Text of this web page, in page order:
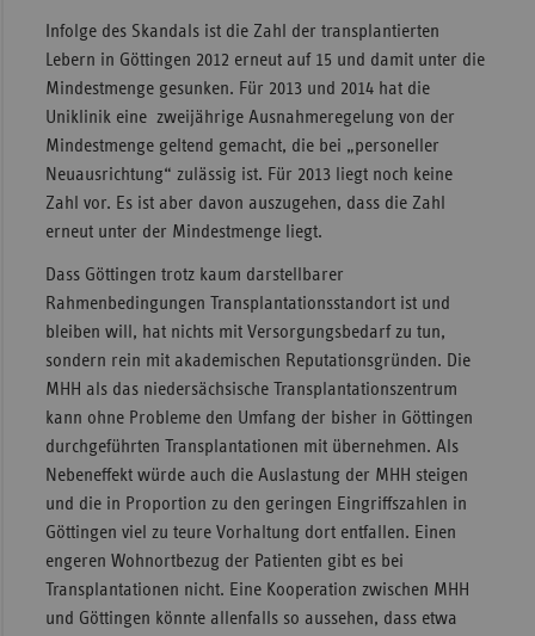
Infolge des Skandals ist die Zahl der transplantierten
Lebern in Göttingen 2012 erneut auf 15 und damit unter die
Mindestmenge gesunken. Für 2013 und 2014 hat die
Uniklinik eine zweijährige Ausnahmeregelung von der
Mindestmenge geltend gemacht, die bei „personeller
Neuausrichtung“ zulässig ist. Für 2013 liegt noch keine
Zahl vor. Es ist aber davon auszugehen, dass die Zahl
erneut unter der Mindestmenge liegt.
Dass Göttingen trotz kaum darstellbarer
Rahmenbedingungen Transplantationsstandort ist und
bleiben will, hat nichts mit Versorgungsbedarf zu tun,
sondern rein mit akademischen Reputationsgründen. Die
MHH als das niedersächsische Transplantationszentrum
kann ohne Probleme den Umfang der bisher in Göttingen
durchgeführten Transplantationen mit übernehmen. Als
Nebeneffekt würde auch die Auslastung der MHH steigen
und die in Proportion zu den geringen Eingriffszahlen in
Göttingen viel zu teure Vorhaltung dort entfallen. Einen
engeren Wohnortbezug der Patienten gibt es bei
Transplantationen nicht. Eine Kooperation zwischen MHH
und Göttingen könnte allenfalls so aussehen, dass etwa